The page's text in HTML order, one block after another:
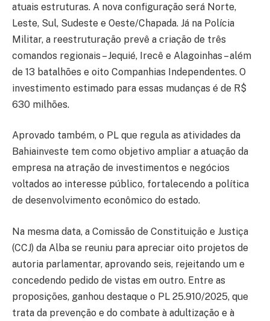
atuais estruturas. A nova configuração será Norte,
Leste, Sul, Sudeste e Oeste/Chapada. Já na Polícia
Militar, a reestruturação prevê a criação de três
comandos regionais – Jequié, Irecê e Alagoinhas – além
de 13 batalhões e oito Companhias Independentes. O
investimento estimado para essas mudanças é de R$
630 milhões.
Aprovado também, o PL que regula as atividades da
Bahiainveste tem como objetivo ampliar a atuação da
empresa na atração de investimentos e negócios
voltados ao interesse público, fortalecendo a política
de desenvolvimento econômico do estado.
Na mesma data, a Comissão de Constituição e Justiça
(CCJ) da Alba se reuniu para apreciar oito projetos de
autoria parlamentar, aprovando seis, rejeitando um e
concedendo pedido de vistas em outro. Entre as
proposições, ganhou destaque o PL 25.910/2025, que
trata da prevenção e do combate à adultização e à